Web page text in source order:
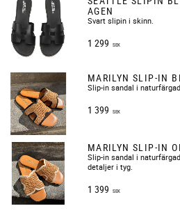
AGEN
Svart slipin i skinn.
1 299 SEK
MARILYN SLIP-IN
​Slip-in sandal i
1 399 SEK
MARILYN SLIP-IN
​Slip-in sandal i
detaljer i tyg.
1 399 SEK